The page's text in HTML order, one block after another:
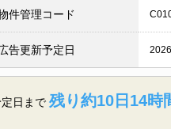
件管理コード
告更新予定日
日まで 残り約10日14時